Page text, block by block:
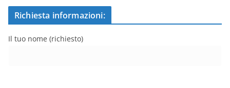
Richiesta informazioni:
Il tuo nome (richiesto)